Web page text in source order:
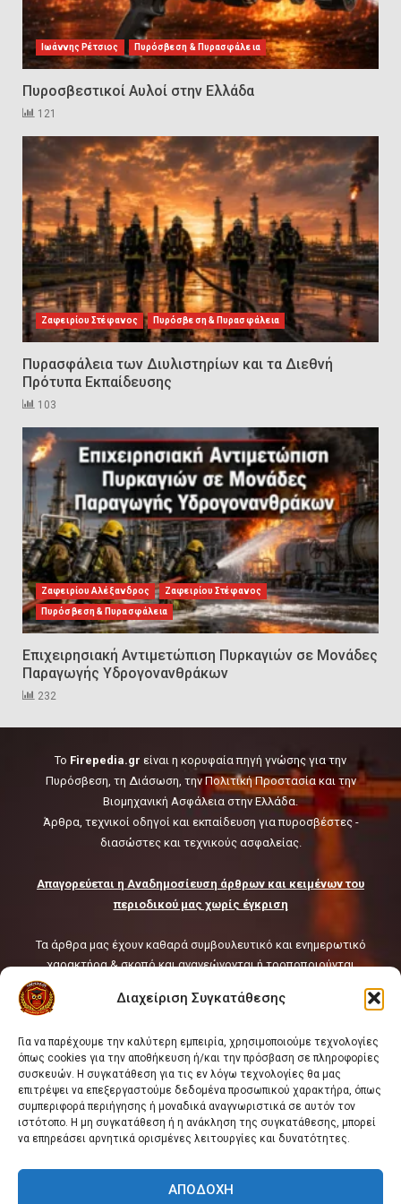
Διαχείριση Συγκατάθεσης
Για να παρέχουμε την καλύτερη εμπειρία, χρησιμοποιούμε τεχνολογίες
όπως cookies για την αποθήκευση ή/και την πρόσβαση σε πληροφορίες
συσκευών. Η συγκατάθεση για τις εν λόγω τεχνολογίες θα μας
επιτρέψει να επεξεργαστούμε δεδομένα προσωπικού χαρακτήρα, όπως
συμπεριφορά περιήγησης ή μοναδικά αναγνωριστικά σε αυτόν τον
ιστότοπο. Η μη συγκατάθεση ή η ανάκληση της συγκατάθεσης, μπορεί
να επηρεάσει αρνητικά ορισμένες λειτουργίες και δυνατότητες.
ΑΠΟΔΟΧΉ
2
Ελλάδα
3
Πυρασφάλεια των Διυλιστηρίων
Εκπαίδευσης
4
Επιχειρησιακή Αντιμετώπιση
Πυρκαγιών σε Μονάδες
Παραγωγής Υδρογονανθράκων
5
Συντήρηση και έλεγχος
εξοπλισμού για εργασίες σε
περιορισμένους χώρους
6
Εκπαιδεύουμε για να
εκπαιδεύσουμε ή για να
αλλάξουμε ζωές;
7
Sprinklers: Ο «αόρατος φύλακας
άγγελος» πάνω από το κεφάλι
μας
Η ελαφρότητα της τεχνικής
Technical Leadership in Safety:
Why Emergency Response and
HSE Must Be Operated as One
10
10 συχνά λάθη σε
περιορισμένους χώρους που
Ιωάννης Ρέτσιος Πυρόσβεση & Πυρασφάλεια
Πυροσβεστικοί Αυλοί στην Ελλάδα
121
Ζαφειρίου Στέφανος Πυρόσβεση & Πυρασφάλεια
Πυρασφάλεια των Διυλιστηρίων και τα Διεθνή
Πρότυπα Εκπαίδευσης
103
Ζαφειρίου Αλέξανδρος Ζαφειρίου Στέφανος
Πυρόσβεση & Πυρασφάλεια
Επιχειρησιακή Αντιμετώπιση Πυρκαγιών σε Μονάδες
Παραγωγής Υδρογονανθράκων
232
To Firepedia.gr είναι η κορυφαία πηγή γνώσης για την
Πυρόσβεση, τη Διάσωση, την Πολιτική Προστασία και την
Βιομηχανική Ασφάλεια στην Ελλάδα.
Άρθρα, τεχνικοί οδηγοί και εκπαίδευση για πυροσβέστες -
διασώστες και τεχνικούς ασφαλείας.
Απαγορεύεται η Αναδημοσίευση άρθρων και κειμένων του
περιοδικού μας χωρίς έγκριση
Τα άρθρα μας έχουν καθαρά συμβουλευτικό και ενημερωτικό
χαρακτήρα & σκοπό και ανανεώνονται ή τροποποιούνται
Δεδομένης δε της φύσης και του όγκου του διαδικτύου και της
πληροφοριών, οι Πληροφορίες παρέχονται από την Ιστοσελίδα
του Fire Rescue Pedia ως έχουν, χωρίς να παρέχεται οιαδήποτε
εγγύηση, ιδίως ως προς την πληρότητα, επάρκεια ή και την
χρονική επικαιροποίησή τους.
ΠΟΛΙΤΙΚΗ COOKIES